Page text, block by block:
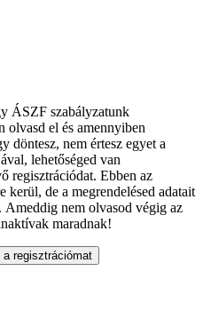
ÁSZF szabályzatunk
olvasd el és amennyiben
döntesz, nem értesz egyet a
lehetőséged van
regisztrációdat. Ebben az
kerül, de a megrendelésed adatait
Ameddig nem olvasod végig az
maradnak!
regisztrációmat